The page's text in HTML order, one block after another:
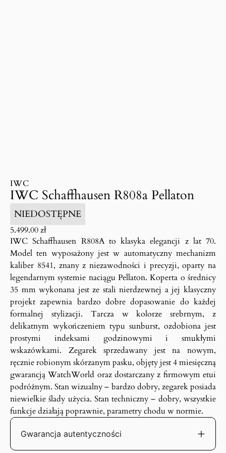
IWC
IWC Schaffhausen R808a Pellaton
NIEDOSTĘPNE
5.499.00zł
IWC Schaffhausen R808A to klasyka elegancji z lat 70.
Model ten wyposażony jest w automatyczny mechanizm
kaliber 8541, znany z niezawodności i precyzji, oparty na
legendarnym systemie naciągu Pellaton. Koperta o średnicy
35 mm wykonana jest ze stali nierdzewnej a jej klasyczny
projekt zapewnia bardzo dobre dopasowanie do każdej
formalnej stylizacji. Tarcza w kolorze srebrnym, z
delikatnym wykończeniem typu sunburst, ozdobiona jest
prostymi indeksami godzinowymi i smukłymi
wskazówkami. Zegarek sprzedawany jest na nowym,
ręcznie robionym skórzanym pasku, objęty jest 4 miesięczną
gwarancją WatchWorld oraz dostarczany z firmowym etui
podróżnym. Stan wizualny – bardzo dobry, zegarek posiada
niewielkie ślady użycia. Stan techniczny – dobry, wszystkie
funkcje działają poprawnie, parametry chodu w normie.
Gwarancja autentyczności